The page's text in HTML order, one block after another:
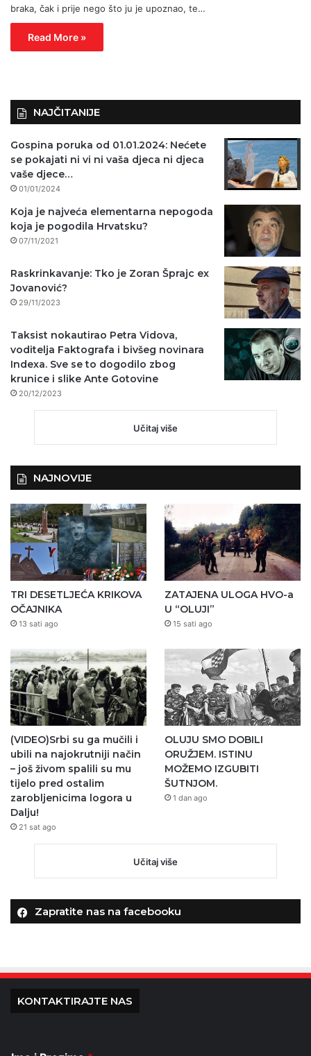
braka, čak i prije nego što ju je upoznao, te…
Read More »
NAJČITANIJE
Gospina poruka od 01.01.2024: Nećete
se pokajati ni vi ni vaša djeca ni djeca
vaše djece…
01/01/2024
Koja je najveća elementarna nepogoda
koja je pogodila Hrvatsku?
07/11/2021
Raskrinkavanje: Tko je Zoran Šprajc ex
Jovanović?
29/11/2023
Taksist nokautirao Petra Vidova,
voditelja Faktografa i bivšeg novinara
Indexa. Sve se to dogodilo zbog
krunice i slike Ante Gotovine
20/12/2023
Učitaj više
NAJNOVIJE
TRI DESETLJEĆA KRIKOVA
OČAJNIKA
13 sati ago
ZATAJENA ULOGA HVO-a
U “OLUJI”
15 sati ago
(VIDEO)Srbi su ga mučili i
ubili na najokrutniji način
– još živom spalili su mu
tijelo pred ostalim
zarobljenicima logora u
Dalju!
21 sat ago
OLUJU SMO DOBILI
ORUŽJEM. ISTINU
MOŽEMO IZGUBITI
ŠUTNJOM.
1 dan ago
Učitaj više
Zapratite nas na facebooku
KONTAKTIRAJTE NAS